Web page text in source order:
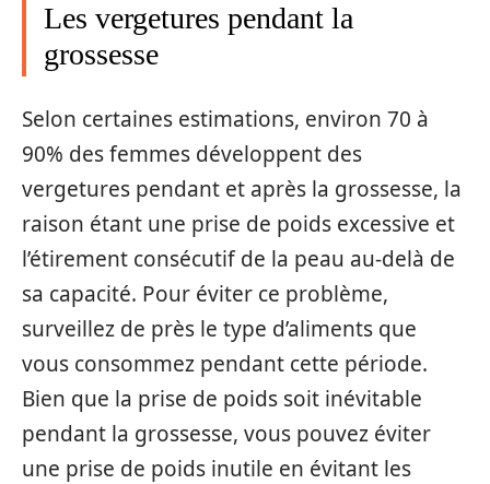
Les vergetures pendant la
grossesse
Selon certaines estimations, environ 70 à
90% des femmes développent des
vergetures pendant et après la grossesse, la
raison étant une prise de poids excessive et
l’étirement consécutif de la peau au-delà de
sa capacité. Pour éviter ce problème,
surveillez de près le type d’aliments que
vous consommez pendant cette période.
Bien que la prise de poids soit inévitable
pendant la grossesse, vous pouvez éviter
une prise de poids inutile en évitant les